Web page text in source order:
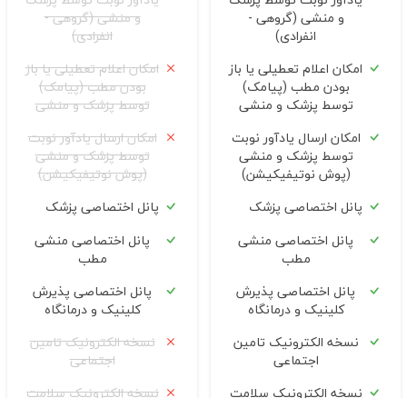
و منشی (گروهی -
انفرادی)
امکان اعلام تعطیلی یا باز
بودن مطب (پیامک)
توسط پزشک و منشی
امکان ارسال یادآور نوبت
توسط پزشک و منشی
(پوش نوتیفیکیشن)
پانل اختصاصی پزشک
پانل اختصاصی منشی
مطب
پانل اختصاصی پذیرش
کلینیک و درمانگاه
نسخه الکترونیک تامین
اجتماعی
نسخه الکترونیک سلامت
و منشی (گروهی -
انفرادی)
امکان اعلام تعطیلی یا باز
بودن مطب (پیامک)
توسط پزشک و منشی
امکان ارسال یادآور نوبت
توسط پزشک و منشی
(پوش نوتیفیکیشن)
پانل اختصاصی پزشک
پانل اختصاصی منشی
مطب
پانل اختصاصی پذیرش
کلینیک و درمانگاه
نسخه الکترونیک تامین
اجتماعی
نسخه الکترونیک سلامت